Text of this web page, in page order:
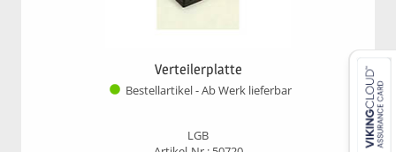
Verteilerplatte
Bestellartikel - Ab Werk lieferbar
LGB